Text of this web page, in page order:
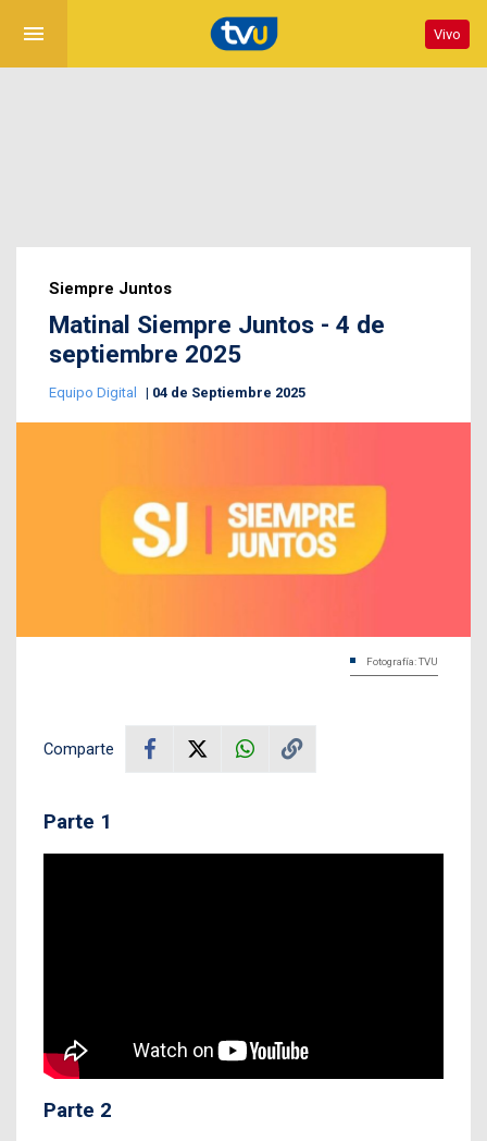
menu Vivo
Siempre Juntos
Matinal Siempre Juntos - 4 de
septiembre 2025
Equipo Digital 04 de Septiembre 2025
Fotografía: TVU
Comparte
Parte 1
Parte 2